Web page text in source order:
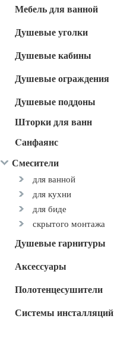
Мебель для ванной
Душевые уголки
Душевые кабины
Душевые ограждения
Душевые поддоны
Шторки для ванн
Cанфаянс
Смесители
для ванной
для кухни
для биде
скрытого монтажа
Душевые гарнитуры
Аксессуары
Полотенцесушители
Системы инсталляций